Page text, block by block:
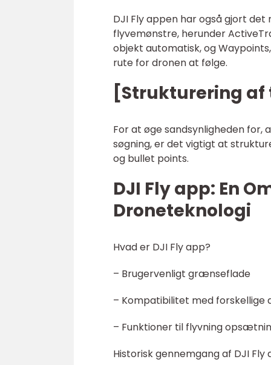
DJI Fly appen har også gjort
flyvemønstre, herunder
objekt automatisk, og
rute for dronen at følge.
[Strukturering
For at øge sandsynligheden for,
søgning, er det vigtigt at
og bullet points.
DJI Fly app: En
Droneteknologi
Hvad er DJI Fly app?
– Brugervenligt grænseflade
– Kompatibilitet med forskellige
– Funktioner til flyvning
Historisk gennemgang af DJI Fly